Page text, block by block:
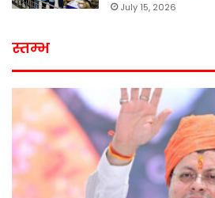
July 15, 2026
स्तम्भ